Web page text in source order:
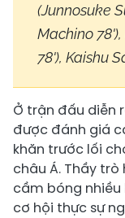
(Junnosuke
Machino
78'), Kaishu
Ở trận đấu diễn
được đánh giá
khăn trước lối
châu Á. Thầy
cầm bóng
cơ hội thực sự